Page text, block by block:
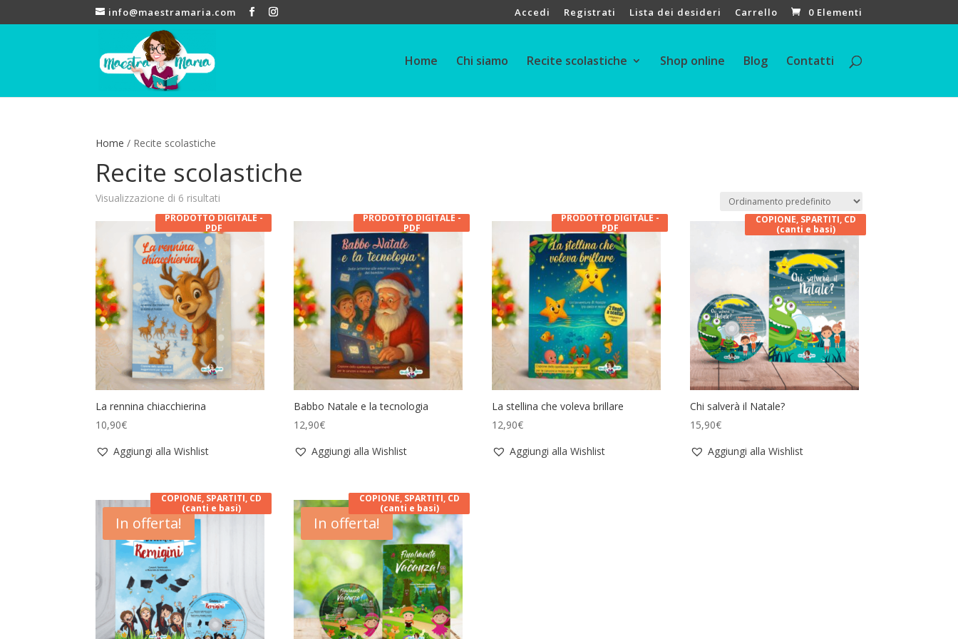
info@maestramaria.com Accedi Registrati Lista dei desideri Carrello 0 Elementi
Home Chi siamo Recite scolastiche Shop online Blog Contatti
Home / Recite scolastiche
Recite scolastiche
Visualizzazione di 6 risultati
PRODOTTO DIGITALE -
PDF
La rennina chiacchierina
10,90€
Aggiungi alla Wishlist
PRODOTTO DIGITALE -
PDF
Babbo Natale e la tecnologia
12,90€
Aggiungi alla Wishlist
PRODOTTO DIGITALE -
PDF
La stellina che voleva brillare
12,90€
Aggiungi alla Wishlist
COPIONE, SPARTITI, CD
(canti e basi)
Chi salverà il Natale?
15,90€
Aggiungi alla Wishlist
In offerta!
COPIONE, SPARTITI, CD
(canti e basi)
In offerta!
COPIONE, SPARTITI, CD
(canti e basi)